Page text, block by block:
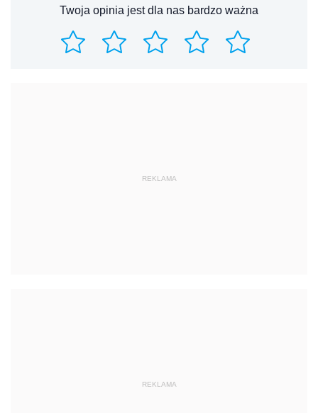
Twoja opinia jest dla nas bardzo ważna
REKLAMA
REKLAMA